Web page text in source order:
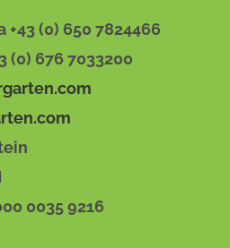
+43 (0) 650 7824466
(0) 676 7033200
0035 9216